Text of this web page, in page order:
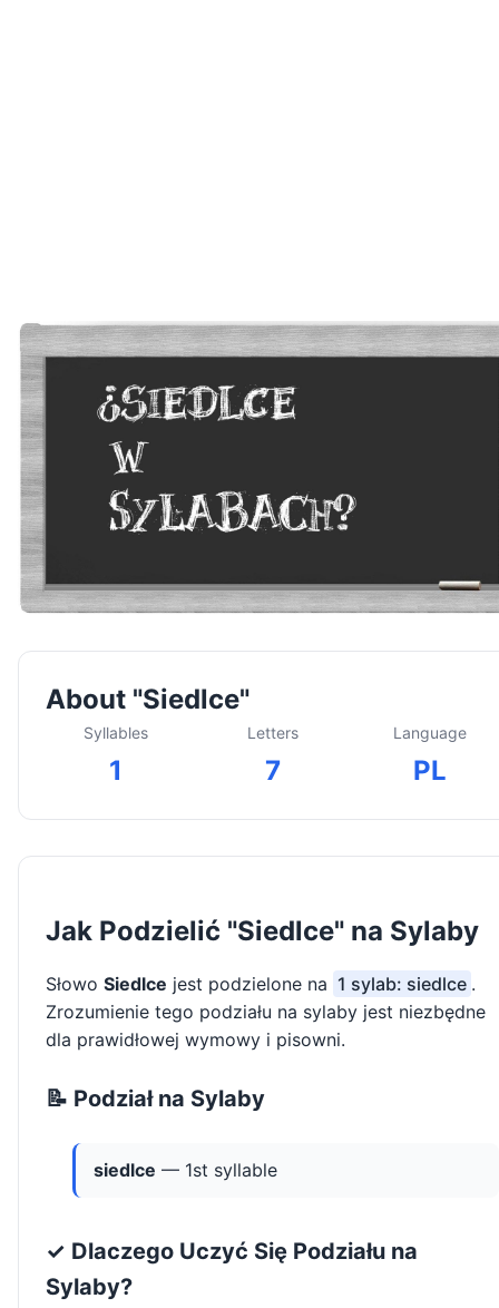
About "Siedlce"
Syllables
1
Letters
7
Language
PL
Jak Podzielić "Siedlce" na Sylaby
Słowo Siedlce jest podzielone na 1 sylab: siedlce .
Zrozumienie tego podziału na sylaby jest niezbędne
dla prawidłowej wymowy i pisowni.
📝 Podział na Sylaby
siedlce — 1st syllable
✓ Dlaczego Uczyć Się Podziału na
Sylaby?